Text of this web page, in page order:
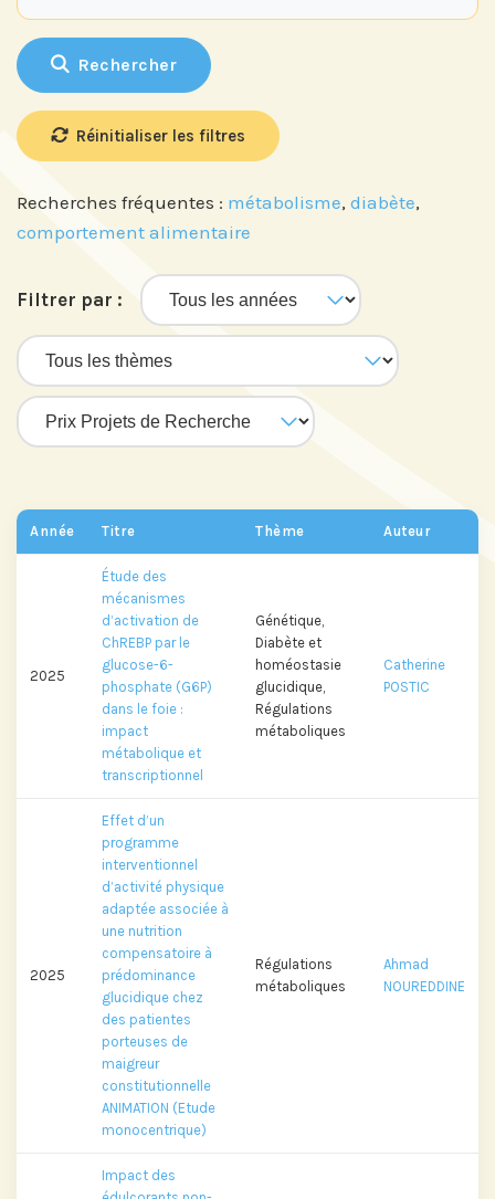
Rechercher
Réinitialiser les filtres
Recherches fréquentes : métabolisme, diabète,
comportement alimentaire
Filtrer par :
Année Titre Thème Auteur
2025
Étude des
mécanismes
d’activation de
ChREBP par le
glucose-6-
phosphate (G6P)
dans le foie :
impact
métabolique et
transcriptionnel
Génétique,
Diabète et
homéostasie
glucidique,
Régulations
métaboliques
Catherine
POSTIC
2025
Effet d’un
programme
interventionnel
d’activité physique
adaptée associée à
une nutrition
compensatoire à
prédominance
glucidique chez
des patientes
porteuses de
maigreur
constitutionnelle
ANIMATION (Etude
monocentrique)
Régulations
métaboliques
Ahmad
NOUREDDINE
Impact des